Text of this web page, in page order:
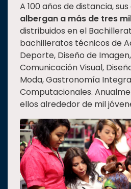
A 100 años de distancia,
albergan a más de tres
distribuidos en el
bachilleratos técnicos de
Deporte, Diseño de
Comunicación Visual,
Moda, Gastronomía
Computacionales.
ellos alrededor de mil